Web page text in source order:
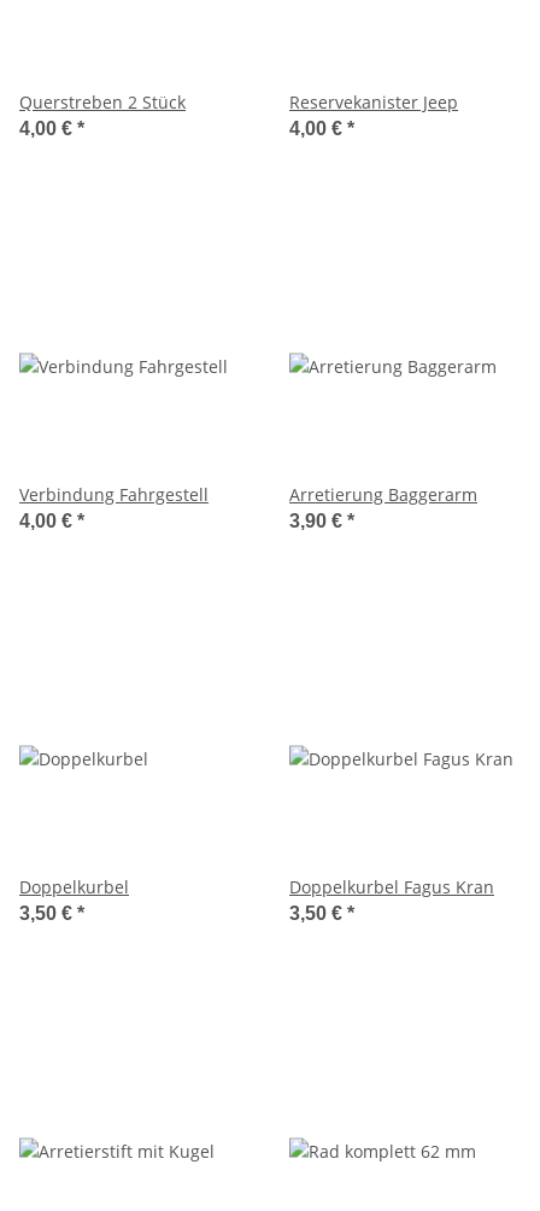
Querstreben 2 Stück
4,00 € *
Reservekanister Jeep
4,00 € *
Verbindung Fahrgestell
4,00 € *
Arretierung Baggerarm
3,90 € *
Doppelkurbel
3,50 € *
Doppelkurbel Fagus Kran
3,50 € *